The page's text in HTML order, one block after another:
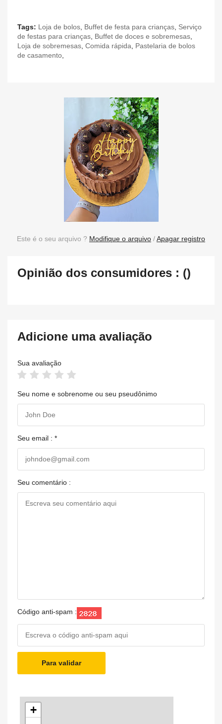
Tags: Loja de bolos Buffet de festa para crianças Serviço
de festas para crianças Buffet de doces e sobremesas
Loja de sobremesas Comida rápida
Pastelaria de bolos
de casamento
Este é o seu arquivo ? Modifique o arquivo /Apagar registro
Opinião dos consumidores : ()
Adicione uma avaliação
Sua avaliação
Seu nome e sobrenome ou seu pseudônimo
Seu email : *
Seu comentário :
Código anti-spam :
Para validar
+